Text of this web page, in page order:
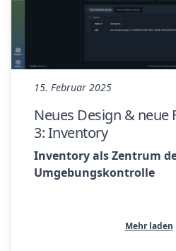
15. Februar 2025
Neues Design & neue
3: Inventory
Inventory als Zentrum
Umgebungskontrolle
Mehr laden